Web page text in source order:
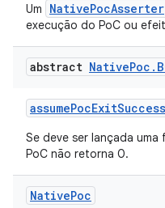
Um NativePocAsserter
execução do PoC ou
abstract NativePoc .
assumePocExitSuccess
Se deve ser lançada
PoC não retorna 0.
NativePoc